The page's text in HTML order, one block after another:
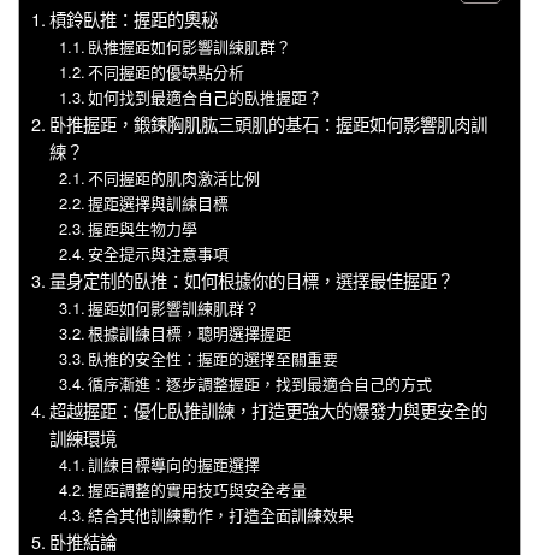
槓鈴臥推：握距的奧秘
臥推握距如何影響訓練肌群？
不同握距的優缺點分析
如何找到最適合自己的臥推握距？
卧推握距，鍛鍊胸肌肱三頭肌的基石：握距如何影響肌肉訓
練？
不同握距的肌肉激活比例
握距選擇與訓練目標
握距與生物力學
安全提示與注意事項
量身定制的臥推：如何根據你的目標，選擇最佳握距？
握距如何影響訓練肌群？
根據訓練目標，聰明選擇握距
臥推的安全性：握距的選擇至關重要
循序漸進：逐步調整握距，找到最適合自己的方式
超越握距：優化臥推訓練，打造更強大的爆發力與更安全的
訓練環境
訓練目標導向的握距選擇
握距調整的實用技巧與安全考量
結合其他訓練動作，打造全面訓練效果
卧推結論